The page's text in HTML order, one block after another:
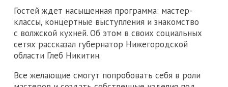
Гостей ждет насыщенная программа: мастер-
классы, концертные выступления и знакомство
с волжской кухней. Об этом в своих социальных
сетях рассказал губернатор Нижегородской
области Глеб Никитин.
Все желающие смогут попробовать себя в роли